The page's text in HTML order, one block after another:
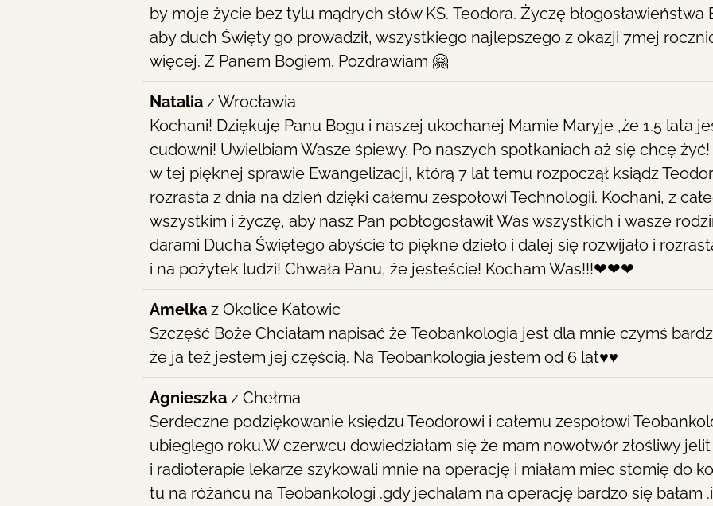
by moje życie bez tylu mądrych słów KS. Teodora. Życzę
aby duch Święty go prowadził, wszystkiego najlepszego z okazji 7mej
więcej. Z Panem Bogiem. Pozdrawiam 🤗
Natalia zWrocławia
Kochani! Dziękuję Panu Bogu i naszej ukochanej Mamie Maryje ,że 1.5 lata
cudowni! Uwielbiam Wasze śpiewy. Po naszych spotkaniach aż się chcę
w tej pięknej sprawie Ewangelizacji, którą 7 lat temu rozpoczął ksiądz
rozrasta z dnia na dzień dzięki całemu zespołowi Technologii. Kochani, z
wszystkim i życzę, aby nasz Pan pobłogosławił Was wszystkich i wasze
darami Ducha Świętego abyście to piękne dzieło i dalej się rozwijało i
i na pożytek ludzi! Chwała Panu, że jesteście! Kocham Was!!!❤❤❤
Amelka z Okolice Katowic
Szczęść Boże Chciałam napisać że Teobankologia jest dla mnie czymś
że ja też jestem jej częścią. Na Teobankologia jestem od 6 lat♥️♥️
Agnieszka z Chełma
Serdeczne podziękowanie księdzu Teodorowi i całemu zespołowi
ubieglego roku.W czerwcu dowiedziałam się że mam nowotwór złośliwy
i radioterapie lekarze szykowali mnie na operację i miałam miec stomię do
tu na różańcu na Teobankologi .gdy jechalam na operację bardzo się bałam